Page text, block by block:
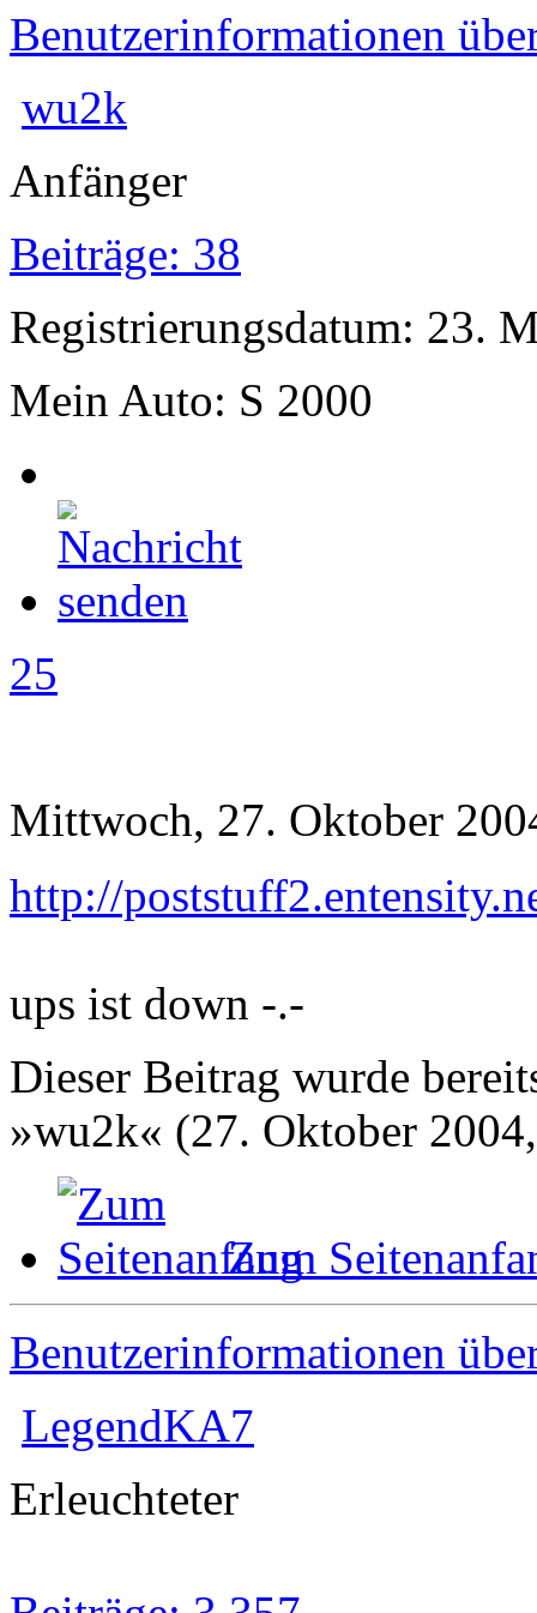
Benutzerinformationen
wu2k
Anfänger
Beiträge: 38
Registrierungsdatum: 23.
Mein Auto: S 2000
25
Mittwoch, 27. Oktober
http://
ups ist down -.-
Dieser Beitrag wurde
»wu2k« (27. Oktober
Zum
Benutzerinformationen
LegendKA7
Erleuchteter